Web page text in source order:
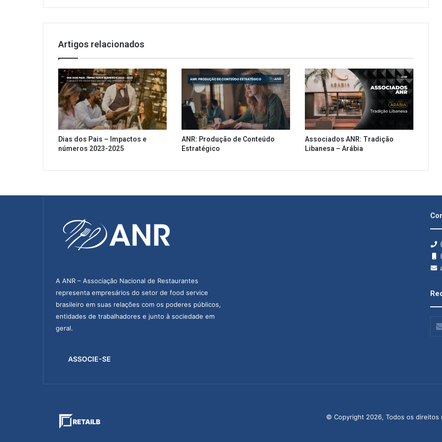
Artigos relacionados
Dias dos Pais – Impactos e
números 2023-2025
ANR: Produção de Conteúdo
Estratégico
Associados ANR: Tradição
Libanesa – Arábia
A ANR – Associação Nacional de Restaurantes
representa empresários do setor de food service
brasileiro em suas relações com os poderes públicos,
entidades de trabalhadores e junto à sociedade em
geral.
ASSOCIE-SE
© Copyright 2026, Todos os direitos